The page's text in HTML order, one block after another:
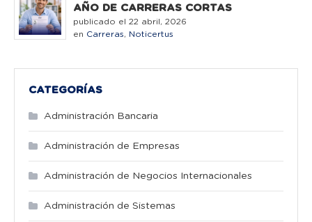
AÑO DE CARRERAS CORTAS
publicado el 22 abril, 2026
en Carreras, Noticertus
CATEGORÍAS
Administración Bancaria
Administración de Empresas
Administración de Negocios Internacionales
Administración de Sistemas